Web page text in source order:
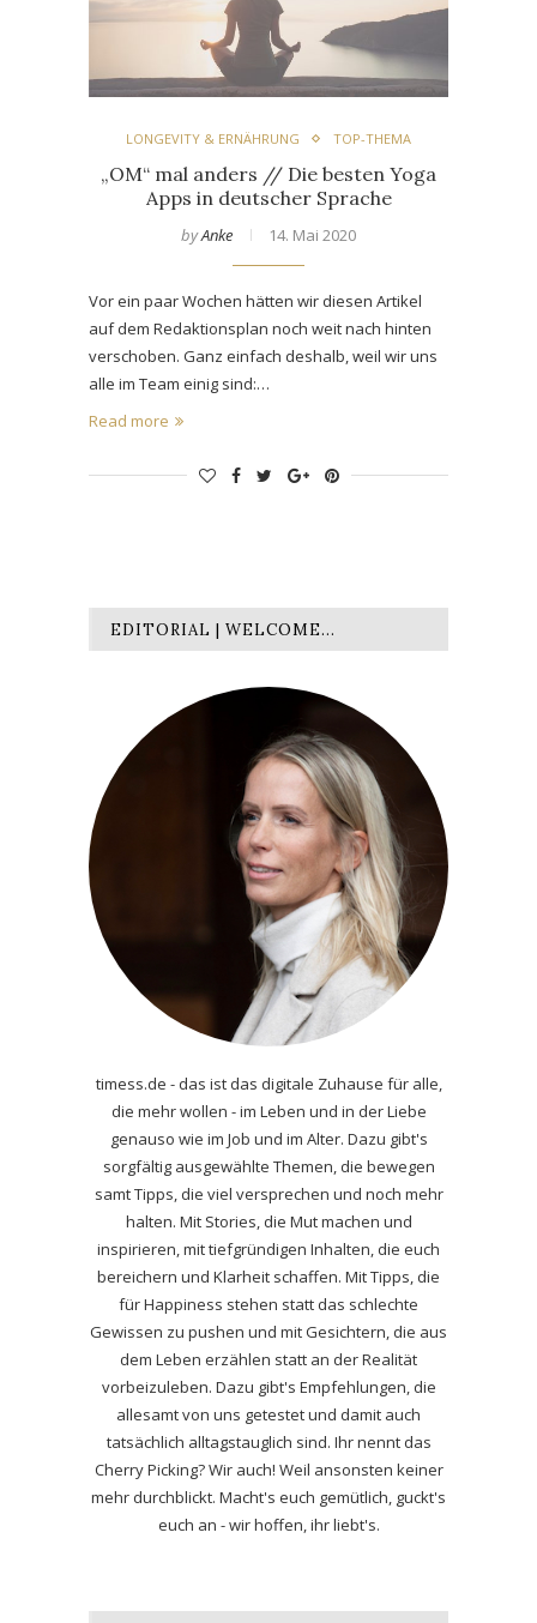
LONGEVITY & ERNÄHRUNG TOP-THEMA
„OM“ mal anders // Die besten Yoga
Apps in deutscher Sprache
byAnke 14. Mai 2020
Vor ein paar Wochen hätten wir diesen Artikel
auf dem Redaktionsplan noch weit nach hinten
verschoben. Ganz einfach deshalb, weil wir uns
alle im Team einig sind:…
Read more
EDITORIAL | WELCOME…
timess.de - das ist das digitale Zuhause für alle,
die mehr wollen - im Leben und in der Liebe
genauso wie im Job und im Alter. Dazu gibt's
sorgfältig ausgewählte Themen, die bewegen
samt Tipps, die viel versprechen und noch mehr
halten. Mit Stories, die Mut machen und
inspirieren, mit tiefgründigen Inhalten, die euch
bereichern und Klarheit schaffen. Mit Tipps, die
für Happiness stehen statt das schlechte
Gewissen zu pushen und mit Gesichtern, die aus
dem Leben erzählen statt an der Realität
vorbeizuleben. Dazu gibt's Empfehlungen, die
allesamt von uns getestet und damit auch
tatsächlich alltagstauglich sind. Ihr nennt das
Cherry Picking? Wir auch! Weil ansonsten keiner
mehr durchblickt. Macht's euch gemütlich, guckt's
euch an - wir hoffen, ihr liebt's.